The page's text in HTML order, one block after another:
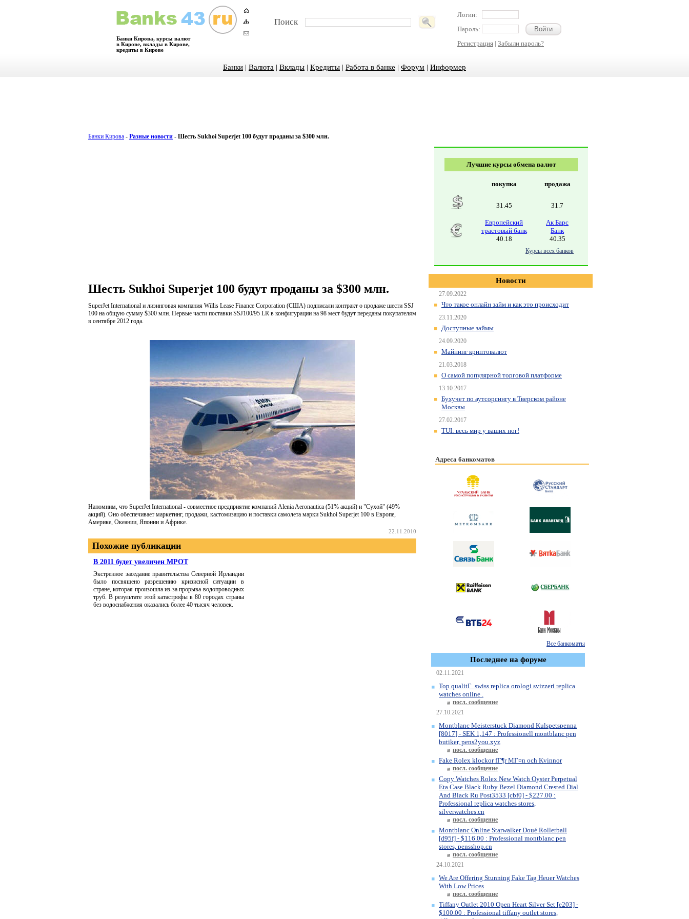
Банки Кирова, курсы валют
в Кирове, вклады в Кирове,
кредиты в Кирове
Поиск
Логин:
Пароль:
Регистрация | Забыли пароль?
Банки | Валюта | Вклады | Кредиты | Работа в банке | Форум | Информер
Банки Кирова - Разные новости - Шесть Sukhoi Superjet 100 будут проданы за $300 млн.
Шесть Sukhoi Superjet 100 будут проданы за $300 млн.
SuperJet International и лизинговая компания Willis Lease Finance Corporation (США) подписали контракт о продаже шести SSJ
100 на общую сумму $300 млн. Первые части поставки SSJ100/95 LR в конфигурации на 98 мест будут переданы покупателям
в сентябре 2012 года.
Напомним, что SuperJet International - совместное предприятие компаний Alenia Aeronautica (51% акций) и "Сухой" (49%
акций). Оно обеспечивает маркетинг, продажи, кастомизацию и поставки самолета марки Sukhoi Superjet 100 в Европе,
Америке, Океании, Японии и Африке.
22.11.2010
Похожие публикации
В 2011 будет увеличен МРОТ
Экстренное заседание правительства Северной Ирландии
было посвящено разрешению кризисной ситуации в
стране, которая произошла из-за прорыва водопроводных
труб. В результате этой катастрофы в 80 городах страны
без водоснабжения оказались более 40 тысяч человек.
Лучшие курсы обмена валют
покупка продажа
31.45 31.7
Европейский
трастовый банк
40.18
Ак Барс
Банк
40.35
Курсы всех банков
Новости
27.09.2022
Что такое онлайн займ и как это происходит
23.11.2020
Доступные займы
24.09.2020
Майнинг криптовалют
21.03.2018
О самой популярной торговой платформе
13.10.2017
Бухучет по аутсорсингу в Тверском районе
Москвы
27.02.2017
TUI: весь мир у ваших ног!
Адреса банкоматов
Все банкоматы
Последнее на форуме
02.11.2021
Top qualitГ swiss replica orologi svizzeri replica
watches online .
посл. сообщение
27.10.2021
Montblanc Meisterstuck Diamond Kulspetspenna
[8017] - SEK 1,147 : Professionell montblanc pen
butiker, pens2you.xyz
посл. сообщение
Fake Rolex klockor fГ¶r MГ¤n och Kvinnor
посл. сообщение
Copy Watches Rolex New Watch Oyster Perpetual
Eta Case Black Ruby Bezel Diamond Crested Dial
And Black Ru Post3533 [cbf0] - $227.00 :
Professional replica watches stores,
silverwatches.cn
посл. сообщение
Montblanc Online Starwalker Doué Rollerball
[d95f] - $116.00 : Professional montblanc pen
stores, pensshop.cn
посл. сообщение
24.10.2021
We Are Offering Stunning Fake Tag Heuer Watches
With Low Prices
посл. сообщение
Tiffany Outlet 2010 Open Heart Silver Set [e203] -
$100.00 : Professional tiffany outlet stores,